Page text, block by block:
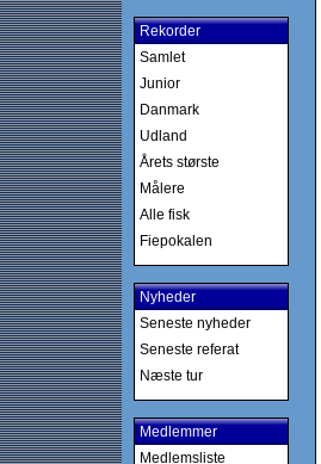
Rekorder
Samlet
Junior
Danmark
Udland
Årets største
Målere
Alle fisk
Fiepokalen
Nyheder
Seneste nyheder
Seneste referat
Næste tur
Medlemmer
Medlemsliste